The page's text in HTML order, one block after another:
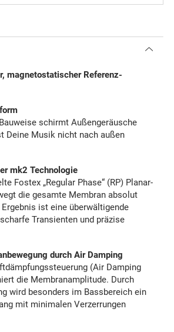
magnetostatischer Referenz-
schirmt Außengeräusche
Deine Musik nicht nach außen
mk2 Technologie
Fostex „Regular Phase“ (RP) Planar-
die gesamte Membran absolut
ist eine überwältigende
Transienten und präzise
durch Air Damping
(Air Damping
die Membranamplitude. Durch
wird besonders im Bassbereich ein
mit minimalen Verzerrungen